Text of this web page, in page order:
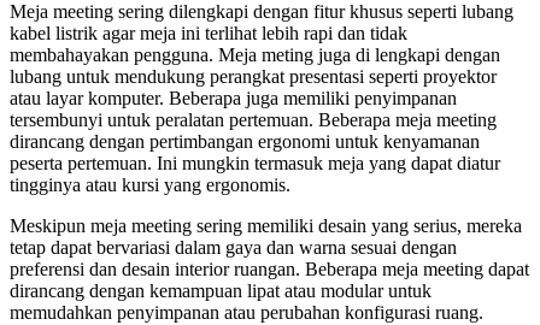
Meja meeting sering dilengkapi dengan fitur khusus seperti lubang
kabel listrik agar meja ini terlihat lebih rapi dan tidak
membahayakan pengguna. Meja meting juga di lengkapi dengan
lubang untuk mendukung perangkat presentasi seperti proyektor
atau layar komputer. Beberapa juga memiliki penyimpanan
tersembunyi untuk peralatan pertemuan. Beberapa meja meeting
dirancang dengan pertimbangan ergonomi untuk kenyamanan
peserta pertemuan. Ini mungkin termasuk meja yang dapat diatur
tingginya atau kursi yang ergonomis.
Meskipun meja meeting sering memiliki desain yang serius, mereka
tetap dapat bervariasi dalam gaya dan warna sesuai dengan
preferensi dan desain interior ruangan. Beberapa meja meeting dapat
dirancang dengan kemampuan lipat atau modular untuk
memudahkan penyimpanan atau perubahan konfigurasi ruang.